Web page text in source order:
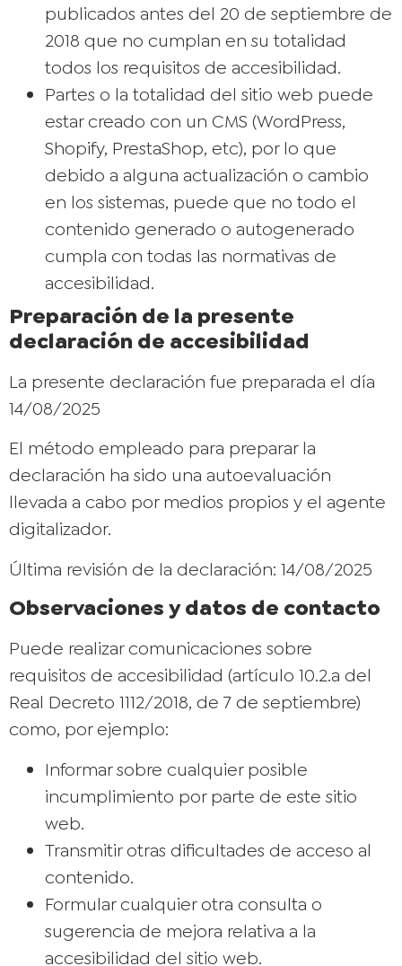
publicados antes del 20 de septiembre de
2018 que no cumplan en su totalidad
todos los requisitos de accesibilidad.
Partes o la totalidad del sitio web puede
estar creado con un CMS (WordPress,
Shopify, PrestaShop, etc), por lo que
debido a alguna actualización o cambio
en los sistemas, puede que no todo el
contenido generado o autogenerado
cumpla con todas las normativas de
accesibilidad.
Preparación de la presente
declaración de accesibilidad
La presente declaración fue preparada el día
14/08/2025
El método empleado para preparar la
declaración ha sido una autoevaluación
llevada a cabo por medios propios y el agente
digitalizador.
Última revisión de la declaración: 14/08/2025
Observaciones y datos de contacto
Puede realizar comunicaciones sobre
requisitos de accesibilidad (artículo 10.2.a del
Real Decreto 1112/2018, de 7 de septiembre)
como, por ejemplo:
Informar sobre cualquier posible
incumplimiento por parte de este sitio
web.
Transmitir otras dificultades de acceso al
contenido.
Formular cualquier otra consulta o
sugerencia de mejora relativa a la
accesibilidad del sitio web.